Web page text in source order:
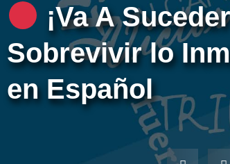
¡Va A
Sobrevivir lo
en Español